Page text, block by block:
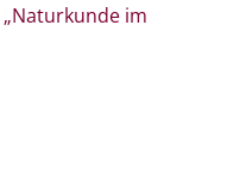
„Naturkunde im